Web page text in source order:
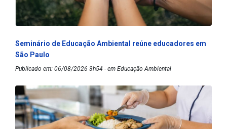
Seminário de Educação Ambiental reúne educadores em
São Paulo
Publicado em: 06/08/2026 3h54 - em Educação Ambiental